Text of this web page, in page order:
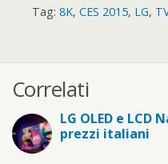
Tag: 8K, CES 2015, LG,
Correlati
LG OLED e LCD
prezzi italiani